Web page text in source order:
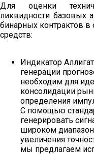
Для оценки
ликвидности базовых
бинарных контрактов в
средств:
Индикатор
генерации
необходим для
консолидации
определения
С помощью
генерировать
широком
увеличения
мы предлагаем